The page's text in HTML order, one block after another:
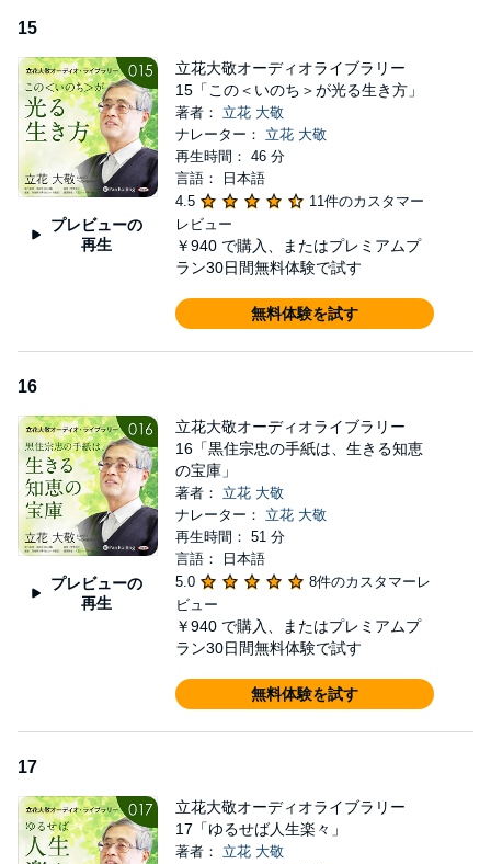
15
プレビューの
再生
立花大敬オーディオライブラリー
15「この＜いのち＞が光る生き方」
著者： 立花 大敬
ナレーター： 立花 大敬
再生時間： 46 分
言語： 日本語
4.5
11件のカスタマー
レビュー
￥940 で購入、またはプレミアムプ
ラン30日間無料体験で試す
無料体験を試す
16
プレビューの
再生
立花大敬オーディオライブラリー
16「黒住宗忠の手紙は、生きる知恵
の宝庫」
著者： 立花 大敬
ナレーター： 立花 大敬
再生時間： 51 分
言語： 日本語
5.0
8件のカスタマーレ
ビュー
￥940 で購入、またはプレミアムプ
ラン30日間無料体験で試す
無料体験を試す
17
立花大敬オーディオライブラリー
17「ゆるせば人生楽々」
著者： 立花 大敬